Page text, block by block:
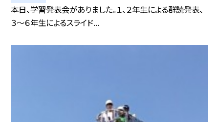
本日、学習発表会がありました。１、２年生による群読発表、
３〜６年生によるスライド...